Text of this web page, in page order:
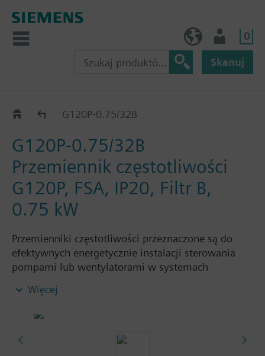
0
Skanuj
G120P..2BG120P-0.75/32B
G120P-0.75/32B
Przemiennik częstotliwości
G120P, FSA, IP20, Filtr B,
0.75 kW
Przemienniki częstotliwości przeznaczone są do
efektywnych energetycznie instalacji sterowania
pompami lub wentylatorami w systemach
oraz jednostkę sterującą CU230P-2 BT bez panelu
Informacje dodatkowe
Więcej